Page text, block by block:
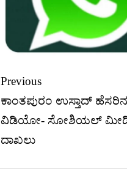
Previous
ಕಾಂತಪುರಂ ಉಸ್ತಾದ್
ವಿಡಿಯೋ- ಸೋಶಿಯಲ್
ದಾಖಲು